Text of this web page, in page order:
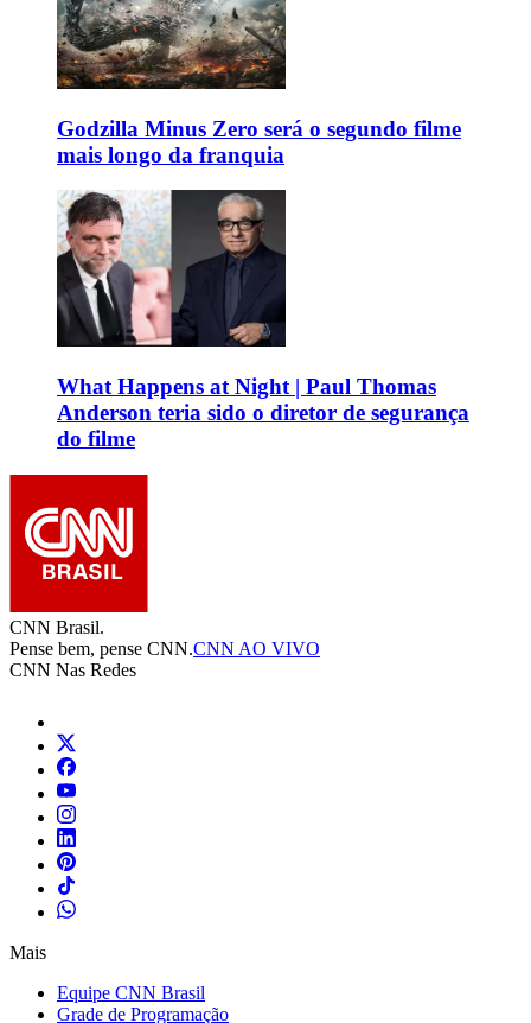
Godzilla Minus Zero será o segundo filme
mais longo da franquia
What Happens at Night | Paul Thomas
Anderson teria sido o diretor de segurança
do filme
CNN Brasil.
Pense bem, pense CNN.CNN AO VIVO
CNN Nas Redes
Mais
Equipe CNN Brasil
Grade de Programação